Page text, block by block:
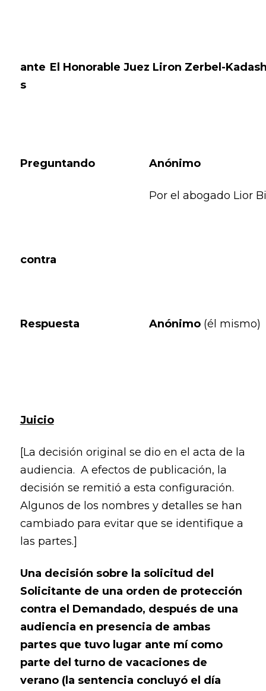
ante
s
El Honorable Juez Liron Zerbel-
Preguntando Anónimo
Por el abogado Lior
contra
Respuesta Anónimo (él mismo)
Juicio
[La decisión original se dio en el acta de la
audiencia. A efectos de publicación, la
decisión se remitió a esta configuración.
Algunos de los nombres y detalles se han
cambiado para evitar que se identifique a
las partes.]
Una decisión sobre la solicitud del
Solicitante de una orden de protección
contra el Demandado, después de una
audiencia en presencia de ambas
partes que tuvo lugar ante mí como
parte del turno de vacaciones de
verano (la sentencia concluyó el día